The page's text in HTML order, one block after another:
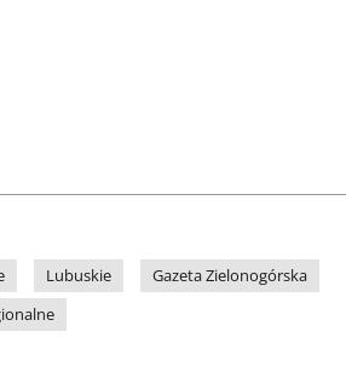
Lubuskie
Gazeta Zielonogórska